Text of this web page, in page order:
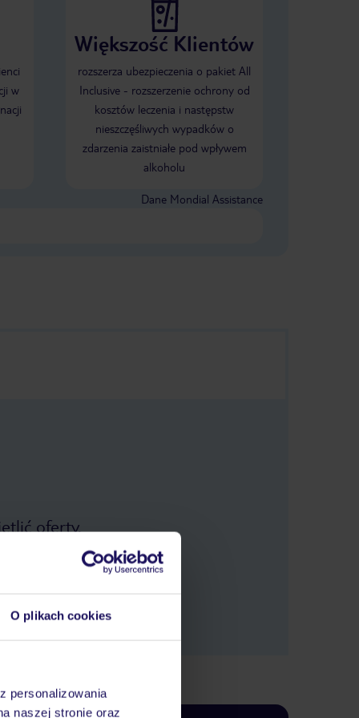
O plikach cookies
personalizowania
naszej stronie oraz
w
ścianki
czy
bardzo
sprzed
na
powinien chodzić. Obsługa miła i
w
Większość Klientów
rozszerza ubezpieczenia o pakiet All
Inclusive - rozszerzenie ochrony od
kosztów leczenia i następstw
nieszczęśliwych wypadków o
zdarzenia zaistniałe pod wpływem
alkoholu
Dane Mondial Assistance
oferty.